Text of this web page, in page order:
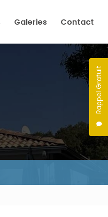
Rappel Gratuit
Galeries Contact